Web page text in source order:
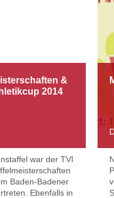
&
2014
war der TVI
Baden-Badener
Ebenfalls in